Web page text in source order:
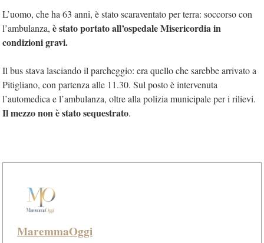
L’uomo, che ha 63 anni, è stato scaraventato per terra: soccorso con
l’ambulanza, è stato portato all’ospedale Misericordia in
condizioni gravi.
Il bus stava lasciando il parcheggio: era quello che sarebbe arrivato a
Pitigliano, con partenza alle 11.30. Sul posto è intervenuta
l’automedica e l’ambulanza, oltre alla polizia municipale per i rilievi.
Il mezzo non è stato sequestrato.
MaremmaOggi